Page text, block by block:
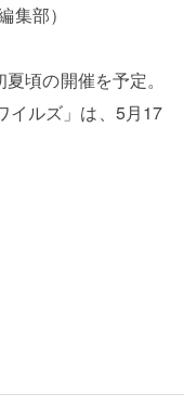
集部）
頃の開催を予定。
イルズ」は、5月17